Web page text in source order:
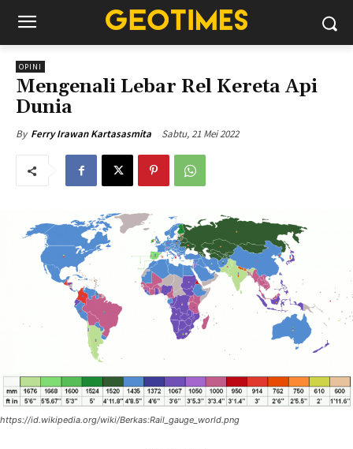
OPINI
Mengenali Lebar Rel Kereta Api
Dunia
By Ferry Irawan Kartasasmita Sabtu, 21 Mei 2022
https://id.wikipedia.org/wiki/Berkas:Rail_gauge_world.png